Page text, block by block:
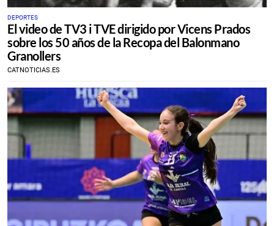
DEPORTES
El video de TV3 i TVE dirigido por Vicens Prados
sobre los 50 años de la Recopa del Balonmano
Granollers
CATNOTICIAS.ES